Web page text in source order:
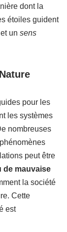
dont la
étoiles guident
un sens
pour les
les systèmes
nombreuses
peut être
de mauvaise
la société
Cette
est